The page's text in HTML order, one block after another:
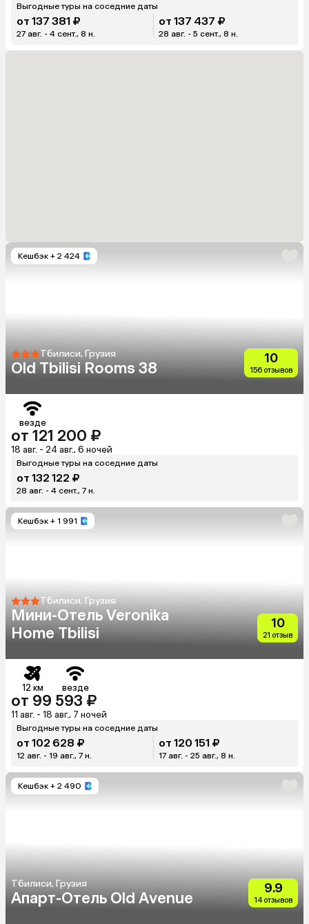
Выгодные туры на соседние даты
от 137 381 ₽
27 авг. - 4 сент., 8 н.
от 137 437 ₽
28 авг. - 5 сент., 8 н.
Кешбэк + 2 424
Тбилиси, Грузия
Old Tbilisi Rooms 38
10
156 отзывов
везде
от 121 200 ₽
18 авг. - 24 авг., 6 ночей
Выгодные туры на соседние даты
от 132 122 ₽
28 авг. - 4 сент., 7 н.
Кешбэк + 1 991
Тбилиси, Грузия
Мини-Отель Veronika
Home Tbilisi
10
21 отзыв
12 км везде
от 99 593 ₽
11 авг. - 18 авг., 7 ночей
Выгодные туры на соседние даты
от 102 628 ₽
12 авг. - 19 авг., 7 н.
от 120 151 ₽
17 авг. - 25 авг., 8 н.
Кешбэк + 2 490
Тбилиси, Грузия
Апарт-Отель Old Avenue
9.9
14 отзывов